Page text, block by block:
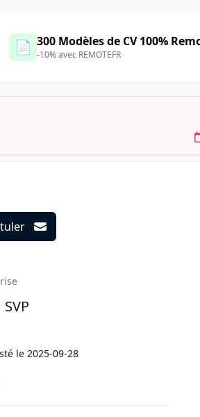
📄 300 Modèles de CV 100%
-10% avec REMOTEFR
SVP
le 2025-09-28